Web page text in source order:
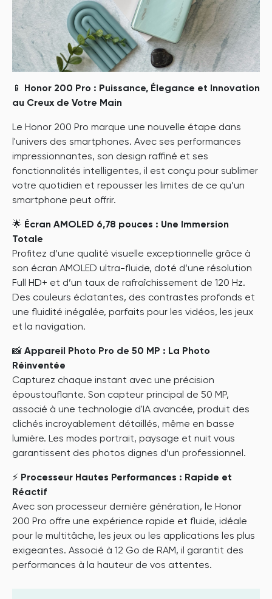
📱
Honor 200 Pro : Puissance, Élegance et Innovation
au Creux de Votre Main
Le Honor 200 Pro marque une nouvelle étape dans
l'univers des smartphones. Avec ses performances
impressionnantes, son design raffiné et ses
fonctionnalités intelligentes, il est conçu pour sublimer
votre quotidien et repousser les limites de ce qu’un
smartphone peut offrir.
🌟 Écran AMOLED 6,78 pouces : Une Immersion
Totale
Profitez d’une qualité visuelle exceptionnelle grâce à
son écran AMOLED ultra-fluide, doté d’une résolution
Full HD+ et d’un taux de rafraîchissement de 120 Hz.
Des couleurs éclatantes, des contrastes profonds et
une fluidité inégalée, parfaits pour les vidéos, les jeux
et la navigation.
📸 Appareil Photo Pro de 50 MP : La Photo
Réinventée
Capturez chaque instant avec une précision
époustouflante. Son capteur principal de 50 MP,
associé à une technologie d'IA avancée, produit des
clichés incroyablement détaillés, même en basse
lumière. Les modes portrait, paysage et nuit vous
garantissent des photos dignes d’un professionnel.
⚡ Processeur Hautes Performances : Rapide et
Réactif
Avec son processeur dernière génération, le Honor
200 Pro offre une expérience rapide et fluide, idéale
pour le multitâche, les jeux ou les applications les plus
exigeantes. Associé à 12 Go de RAM, il garantit des
performances à la hauteur de vos attentes.